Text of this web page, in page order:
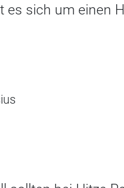
es sich um einen